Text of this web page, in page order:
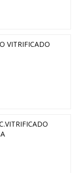
VITRIFICADO